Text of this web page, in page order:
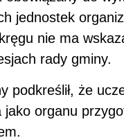
jednostek
nie ma
rady gminy.
podkreślił, że
organu